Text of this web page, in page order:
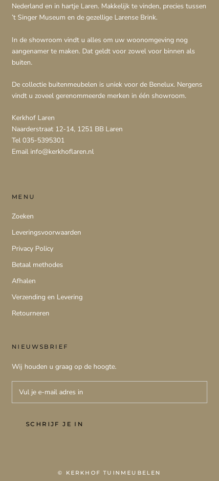
Nederland en in hartje Laren. Makkelijk te vinden, precies tussen
’t Singer Museum en de gezellige Larense Brink.
In de showroom vindt u alles om uw woonomgeving nog
aangenamer te maken. Dat geldt voor zowel voor binnen als
buiten.
De collectie buitenmeubelen is uniek voor de Benelux. Nergens
vindt u zoveel gerenommeerde merken in één showroom.
Kerkhof Laren
Naarderstraat 12-14, 1251 BB Laren
Tel 035-5395301
Email info@kerkhoflaren.nl
MENU
Zoeken
Leveringsvoorwaarden
Privacy Policy
Betaal methodes
Afhalen
Verzending en Levering
Retourneren
NIEUWSBRIEF
Wij houden u graag op de hoogte.
SCHRIJF JE IN
© KERKHOF TUINMEUBELEN